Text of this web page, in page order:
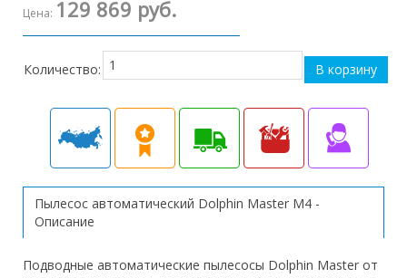
Цена: 129 869 руб.
Количество:
Пылесос автоматический Dolphin Master М4 -
Описание
Подводные автоматические пылесосы Dolphin Master от